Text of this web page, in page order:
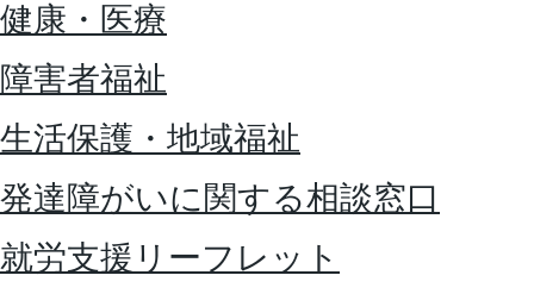
健康・医療
障害者福祉
生活保護・地域福祉
発達障がいに関する相談窓口
就労支援リーフレット